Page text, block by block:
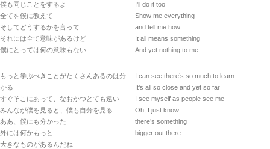
僕も同じことをするよ
全てを僕に教えて
そしてどうするかを言って
それには全て意味があるけど
僕にとっては何の意味もない
もっと学ぶべきことがたくさんあるのは分
かる
すぐそこにあって、なおかつとても遠い
みんなが僕を見ると、僕も自分を見る
ああ、僕にも分かった
外には何かもっと
大きなものがあるんだね
I’ll do it too
Show me everything
and tell me how
It all means something
And yet nothing to me
I can see there’s so much to learn
It’s all so close and yet so far
I see myself as people see me
Oh, I just know
there’s something
bigger out there